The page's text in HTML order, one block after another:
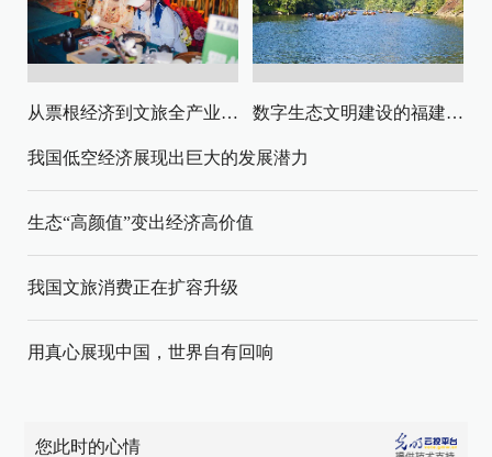
从票根经济到文旅全产业链升级 数字生态文明建设的福建路径与启示
我国低空经济展现出巨大的发展潜力
生态“高颜值”变出经济高价值
我国文旅消费正在扩容升级
用真心展现中国，世界自有回响
您此时的心情